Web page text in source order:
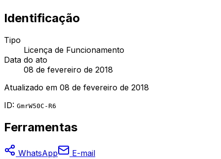
Identificação
Tipo
Licença de Funcionamento
Data do ato
08 de fevereiro de 2018
Atualizado em 08 de fevereiro de 2018
ID: GmrW50C-R6
Ferramentas
WhatsApp
E-mail